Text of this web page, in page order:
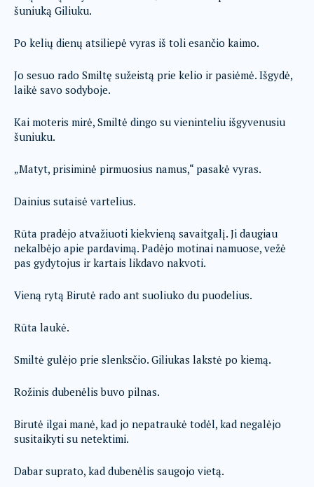
šuniuką Giliuku.
Po kelių dienų atsiliepė vyras iš toli esančio kaimo.
Jo sesuo rado Smiltę sužeistą prie kelio ir pasiėmė. Išgydė,
laikė savo sodyboje.
Kai moteris mirė, Smiltė dingo su vieninteliu išgyvenusiu
šuniuku.
„Matyt, prisiminė pirmuosius namus,“ pasakė vyras.
Dainius sutaisė vartelius.
Rūta pradėjo atvažiuoti kiekvieną savaitgalį. Ji daugiau
nekalbėjo apie pardavimą. Padėjo motinai namuose, vežė
pas gydytojus ir kartais likdavo nakvoti.
Vieną rytą Birutė rado ant suoliuko du puodelius.
Rūta laukė.
Smiltė gulėjo prie slenksčio. Giliukas lakstė po kiemą.
Rožinis dubenėlis buvo pilnas.
Birutė ilgai manė, kad jo nepatraukė todėl, kad negalėjo
susitaikyti su netektimi.
Dabar suprato, kad dubenėlis saugojo vietą.